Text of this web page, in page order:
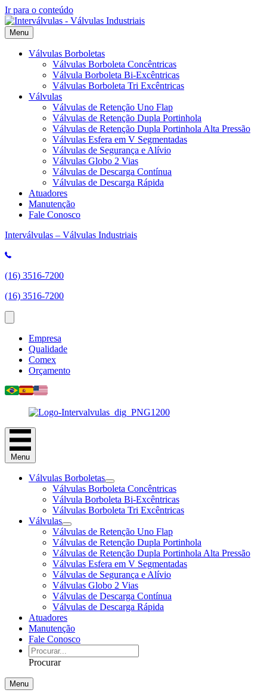
Ir para o conteúdo
Menu
Válvulas Borboletas
Válvulas Borboleta Concêntricas
Válvula Borboleta Bi-Excêntricas
Válvulas Borboleta Tri Excêntricas
Válvulas
Válvulas de Retenção Uno Flap
Válvulas de Retenção Dupla Portinhola
Válvulas de Retenção Dupla Portinhola Alta Pressão
Válvulas Esfera em V Segmentadas
Válvulas de Segurança e Alívio
Válvulas Globo 2 Vias
Válvulas de Descarga Contínua
Válvulas de Descarga Rápida
Atuadores
Manutenção
Fale Conosco
Interválvulas – Válvulas Industriais
(16) 3516-7200
(16) 3516-7200
Empresa
Qualidade
Comex
Orçamento
Menu
Válvulas Borboletas
Válvulas Borboleta Concêntricas
Válvula Borboleta Bi-Excêntricas
Válvulas Borboleta Tri Excêntricas
Válvulas
Válvulas de Retenção Uno Flap
Válvulas de Retenção Dupla Portinhola
Válvulas de Retenção Dupla Portinhola Alta Pressão
Válvulas Esfera em V Segmentadas
Válvulas de Segurança e Alívio
Válvulas Globo 2 Vias
Válvulas de Descarga Contínua
Válvulas de Descarga Rápida
Atuadores
Manutenção
Fale Conosco
Procurar
Menu